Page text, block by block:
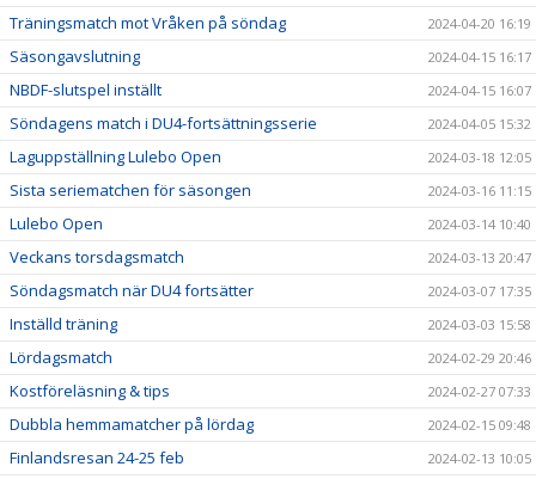
Träningsmatch mot Vråken på söndag 2024-04-20 16:19
Säsongavslutning 2024-04-15 16:17
NBDF-slutspel inställt 2024-04-15 16:07
Söndagens match i DU4-fortsättningsserie 2024-04-05 15:32
Laguppställning Lulebo Open 2024-03-18 12:05
Sista seriematchen för säsongen 2024-03-16 11:15
Lulebo Open 2024-03-14 10:40
Veckans torsdagsmatch 2024-03-13 20:47
Söndagsmatch när DU4 fortsätter 2024-03-07 17:35
Inställd träning 2024-03-03 15:58
Lördagsmatch 2024-02-29 20:46
Kostföreläsning & tips 2024-02-27 07:33
Dubbla hemmamatcher på lördag 2024-02-15 09:48
Finlandsresan 24-25 feb 2024-02-13 10:05